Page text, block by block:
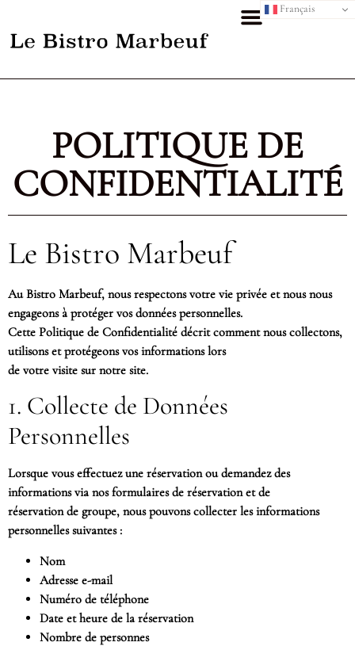
Français
POLITIQUE DE
CONFIDENTIALITÉ
Le Bistro Marbeuf
Au Bistro Marbeuf, nous respectons votre vie privée et nous nous
engageons à protéger vos données personnelles.
Cette Politique de Confidentialité décrit comment nous collectons,
utilisons et protégeons vos informations lors
de votre visite sur notre site.
1. Collecte de Données
Personnelles
Lorsque vous effectuez une réservation ou demandez des
informations via nos formulaires de réservation et de
réservation de groupe, nous pouvons collecter les informations
personnelles suivantes :
Nom
Adresse e-mail
Numéro de téléphone
Date et heure de la réservation
Nombre de personnes